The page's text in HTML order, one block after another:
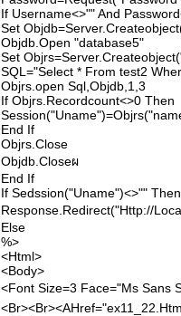
If Username<>"" And
Set
Objdb.Open "database5"
Set
SQL="Select * From test2
Objrs.open Sql,Objdb,1,3
If Objrs.Recordcount<>0 Then
End If
Objrs.Close
Objdb.Closeผ
End If
If Sedssion("Uname")<>"" Then
Response.Redirect("Http://
Else
%>
<Html>
<Body>
<Font Size=3 Face="Ms